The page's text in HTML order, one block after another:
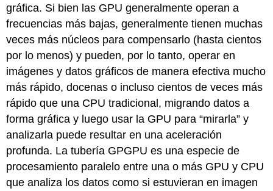
gráfica. Si bien las GPU generalmente operan a
frecuencias más bajas, generalmente tienen muchas
veces más núcleos para compensarlo (hasta cientos
por lo menos) y pueden, por lo tanto, operar en
imágenes y datos gráficos de manera efectiva mucho
más rápido, docenas o incluso cientos de veces más
rápido que una CPU tradicional, migrando datos a
forma gráfica y luego usar la GPU para “mirarla” y
analizarla puede resultar en una aceleración
profunda. La tubería GPGPU es una especie de
procesamiento paralelo entre una o más GPU y CPU
que analiza los datos como si estuvieran en imagen